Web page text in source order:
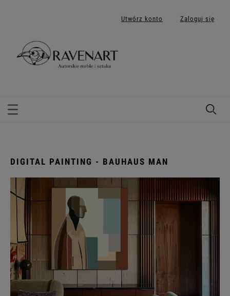
Utwórz konto Zaloguj się
DIGITAL PAINTING - BAUHAUS MAN